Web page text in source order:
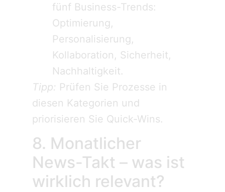
fünf Business-Trends:
Optimierung,
Personalisierung,
Kollaboration, Sicherheit,
Nachhaltigkeit.
Tipp: Prüfen Sie Prozesse in
diesen Kategorien und
priorisieren Sie Quick-Wins.
8. Monatlicher
News-Takt – was ist
wirklich relevant?